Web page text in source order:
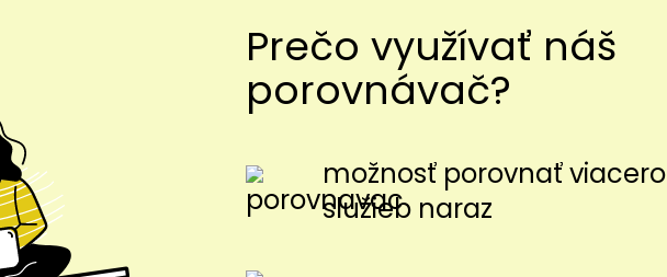
Prečo využívať náš
porovnávač?
možnosť porovnať viacero
služieb naraz